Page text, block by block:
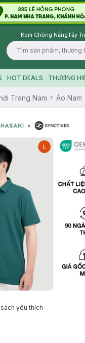
Kem Chống NắngTẩy
HOT DEALS THƯƠNG
Trang Nam Áo Nam
yêu thích